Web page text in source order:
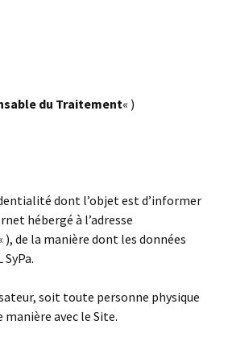
petites maisons
Cabris
du Traitement« )
dont l’objet est d’informer
hébergé à l’adresse
), de la manière dont les données
soit toute personne physique
avec le Site.